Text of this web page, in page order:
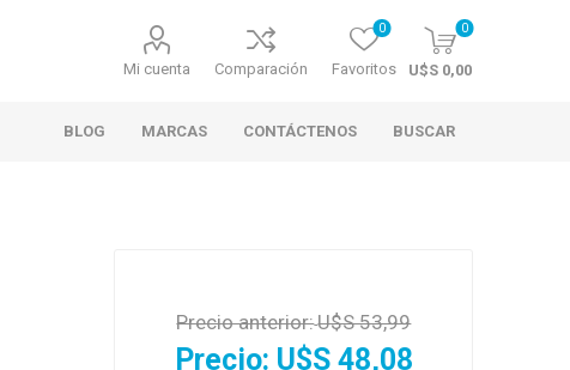
Mi cuenta Comparación Favoritos
0 0
U$S 0,00
BLOG MARCAS CONTÁCTENOS BUSCAR
Precio anterior:U$S 53,99
Precio: U$S 48,08